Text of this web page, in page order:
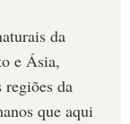
da
e Ásia,
regiões da
que aqui